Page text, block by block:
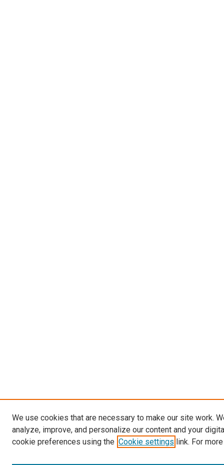
We use cookies that are necessary to make our site work.
analyze, improve, and personalize our content and your
cookie preferences using the Cookie settings link. For